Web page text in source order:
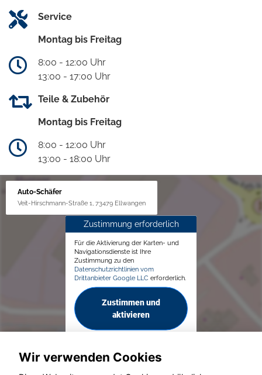
Service
Montag bis Freitag
8:00 - 12:00 Uhr
13:00 - 17:00 Uhr
Teile & Zubehör
Montag bis Freitag
8:00 - 12:00 Uhr
13:00 - 18:00 Uhr
Auto-Schäfer
Veit-Hirschmann-Straße 1, 73479 Ellwangen
Zustimmung erforderlich
Für die Aktivierung der Karten- und
Navigationsdienste ist Ihre
Zustimmung zu den
Datenschutzrichtlinien vom
Drittanbieter Google LLC erforderlich.
Zustimmen und
aktivieren
Wir verwenden Cookies